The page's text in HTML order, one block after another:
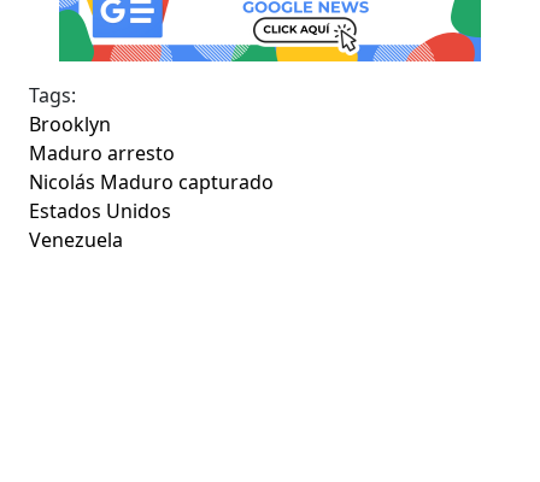
Tags:
Brooklyn
Maduro arresto
Nicolás Maduro capturado
Estados Unidos
Venezuela